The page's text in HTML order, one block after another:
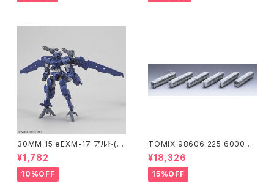
30MM 15 eEXM-17 アルト(空
中戦仕様)ネイビー
¥1,782
10%OFF
TOMIX 98606 225 6000系
(6両) 鉄道模型
¥18,326
15%OFF